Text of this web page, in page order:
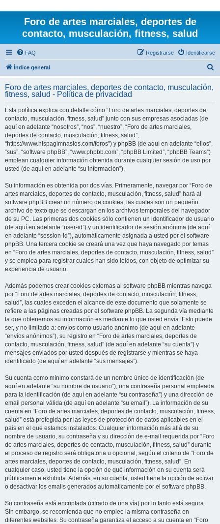
Foro de artes marciales, deportes de
contacto, musculación, fitness, salud
FAQ Identificarse
Registrarse
Índice general
c
Foro de artes marciales, deportes de contacto, musculación,
fitness, salud - Política de privacidad
Esta política explica con detalle cómo “Foro de artes marciales, deportes de
contacto, musculación, fitness, salud” junto con sus empresas asociadas (de
aquí en adelante “nosotros”, “nos”, “nuestro”, “Foro de artes marciales,
deportes de contacto, musculación, fitness, salud”,
“https://www.hispagimnasios.com/foros”) y phpBB (de aquí en adelante “ellos”,
“sus”, “software phpBB”, “www.phpbb.com”, “phpBB Limited”, “phpBB Teams”)
emplean cualquier información obtenida durante cualquier sesión de uso por
usted (de aquí en adelante “su información”).
Su información es obtenida por dos vías. Primeramente, navegar por “Foro de
artes marciales, deportes de contacto, musculación, fitness, salud” hará al
software phpBB crear un número de cookies, las cuales son un pequeño
archivo de texto que se descargan en los archivos temporales del navegador
de su PC. Las primeras dos cookies sólo contienen un identificador de usuario
(de aquí en adelante “user-id”) y un identificador de sesión anónima (de aquí
en adelante “session-id”), automáticamente asignada a usted por el software
phpBB. Una tercera cookie se creará una vez que haya navegado por temas
en “Foro de artes marciales, deportes de contacto, musculación, fitness, salud”
y se emplea para registrar cuales han sido leídos, con objeto de optimizar su
experiencia de usuario.
Además podemos crear cookies externas al software phpBB mientras navega
por “Foro de artes marciales, deportes de contacto, musculación, fitness,
salud”, las cuales exceden el alcance de este documento que solamente se
refiere a las páginas creadas por el software phpBB. La segunda vía mediante
la que obtenemos su información es mediante lo que usted envía. Esto puede
ser, y no limitado a: envíos como usuario anónimo (de aquí en adelante
“envíos anónimos”), su registro en “Foro de artes marciales, deportes de
contacto, musculación, fitness, salud” (de aquí en adelante “su cuenta”) y
mensajes enviados por usted después de registrarse y mientras se haya
identificado (de aquí en adelante “sus mensajes”).
Su cuenta como mínimo constará de un nombre único de identificación (de
aquí en adelante “su nombre de usuario”), una contraseña personal empleada
para la identificación (de aquí en adelante “su contraseña”) y una dirección de
email personal válida (de aquí en adelante “su email”). La información de su
cuenta en “Foro de artes marciales, deportes de contacto, musculación, fitness,
salud” está protegida por las leyes de protección de datos aplicables en el
país en el que estamos instalados. Cualquier información más allá de su
nombre de usuario, su contraseña y su dirección de e-mail requerida por “Foro
de artes marciales, deportes de contacto, musculación, fitness, salud” durante
el proceso de registro será obligatoria u opcional, según el criterio de “Foro de
artes marciales, deportes de contacto, musculación, fitness, salud”. En
cualquier caso, usted tiene la opción de qué información en su cuenta será
públicamente exhibida. Además, en su cuenta, usted tiene la opción de activar
o desactivar los emails generados automáticamente por el software phpBB.
Su contraseña está encriptada (cifrado de una vía) por lo tanto está segura.
Sin embargo, se recomienda que no emplee la misma contraseña en
diferentes websites. Su contraseña garantiza el acceso a su cuenta en “Foro